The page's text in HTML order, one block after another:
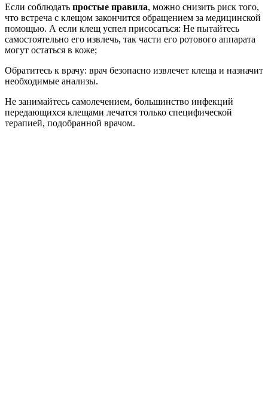
Если соблюдать простые правила, можно снизить риск того,
что встреча с клещом закончится обращением за медицинской
помощью. А если клещ успел присосаться: Не пытайтесь
самостоятельно его извлечь, так части его ротового аппарата
могут остаться в коже;
Обратитесь к врачу: врач безопасно извлечет клеща и назначит
необходимые анализы.
Не занимайтесь самолечением, большинство инфекций
передающихся клещами лечатся только специфической
терапией, подобранной врачом.